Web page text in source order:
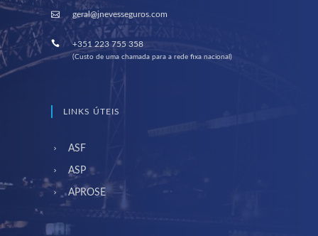
geral@jnevesseguros.com
+351 223 755 358
(Custo de uma chamada para a rede fixa nacional)
LINKS ÚTEIS
ASF
ASP
APROSE